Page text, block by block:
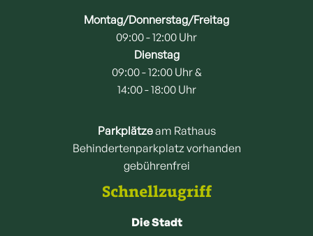
Montag/Donnerstag/Freitag
09:00 - 12:00 Uhr
Dienstag
09:00 - 12:00 Uhr &
14:00 - 18:00 Uhr
Parkplätzeam Rathaus
Behindertenparkplatz vorhanden
gebührenfrei
Schnellzugriff
Die Stadt